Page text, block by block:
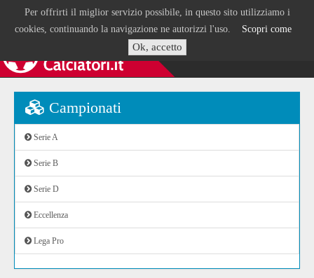
Per offrirti il miglior servizio possibile, in questo sito utilizziamo i
cookies, continuando la navigazione ne autorizzi l'uso. Scopri come
Ok, accetto
Campionati
Serie A
Serie B
Serie D
Eccellenza
Lega Pro